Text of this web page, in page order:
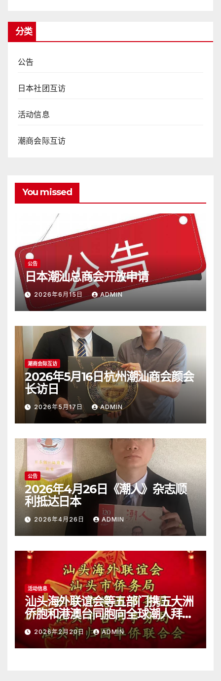
分类
公告
日本社团互访
活动信息
潮商会际互访
You missed
公告
日本潮汕总商会开放申请
2026年6月15日 ADMIN
潮商会际互访
2026年5月16日杭州潮汕商会颜会
长访日
2026年5月17日 ADMIN
公告
2026年4月26日《潮人》杂志顺
利抵达日本
2026年4月26日 ADMIN
活动信息
汕头海外联谊会等五部门携五大洲
侨胞和港澳台同胞向全球潮人拜
年！
2026年2月20日 ADMIN